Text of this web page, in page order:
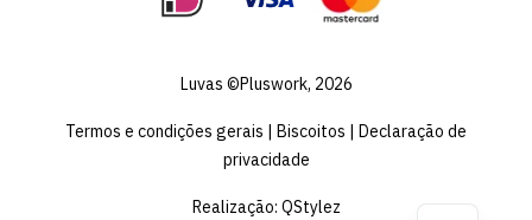
Luvas ©Pluswork, 2026
Termos e condições gerais | Biscoitos | Declaração de
privacidade
Realização: QStylez